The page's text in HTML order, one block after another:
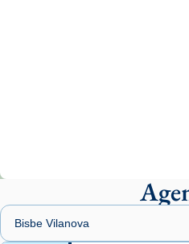
presidit aquest 27 de
Santes de Mataró.
🔗tinyurl.com/cvu5jmbk